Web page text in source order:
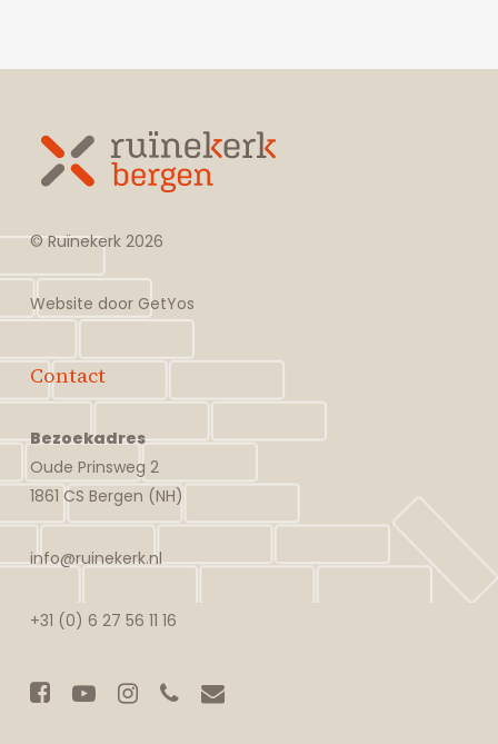
© Ruïnekerk 2026
Website doorGetYos
Contact
Bezoekadres
Oude Prinsweg 2
1861 CS Bergen (NH)
info@ruinekerk.nl
+31 (0) 6 27 56 11 16